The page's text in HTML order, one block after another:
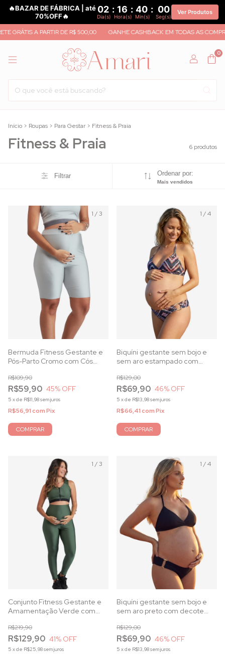
🔥BAZAR DE FÁBRICA | até
70%OFF🔥
02 : 16 : 40 : 00
Dia(s) Hora(s) Min(s) Seg(s)
Ver Produtos
GRÁTIS A PARTIR DE R$ 500,00 GANHE CASHBACK EM TODAS AS
0
Início > Roupas > Para Gestar > Fitness & Praia
Fitness & Praia 6 produtos
Filtrar Ordenar por:
Mais vendidos
1 /3
Bermuda Fitness Gestante e
Pós-Parto Cromo com Cós
R$59,90
R$109,90
45% OFF
5 xde R$11,98sem juros
R$56,91comPix
COMPRAR
1 /4
Biquíni gestante sem bojo e
sem aro estampado com
calcinha anatômica
R$69,90
R$129,00
46% OFF
5 xde R$13,98sem juros
R$66,41comPix
COMPRAR
1 /3
Conjunto Fitness Gestante e
Amamentação Verde com
R$129,90
R$219,90
41% OFF
5 xde R$25,98sem juros
1 /4
Biquíni gestante sem bojo e
sem aro preto com decote
anatômica
R$69,90
R$129,00
46% OFF
5 xde R$13,98sem juros